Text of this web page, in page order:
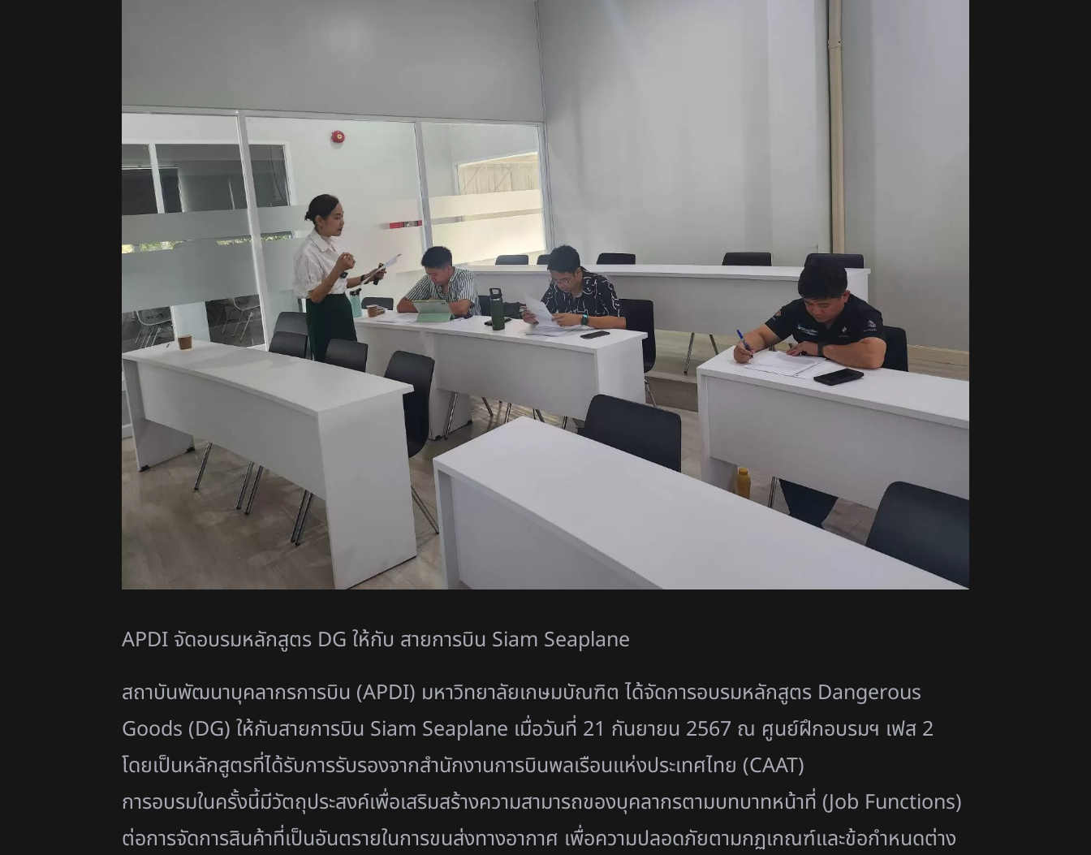
APDI จัดอบรมหลักสูตร DG ให้กับ สายการบิน Siam Seaplane
สถาบันพัฒนาบุคลากรการบิน (APDI) มหาวิทยาลัยเกษมบัณฑิต ได้จัดการอบรมหลักสูตร Dangerous
Goods (DG) ให้กับสายการบิน Siam Seaplane เมื่อวันที่ 21 กันยายน 2567 ณ ศูนย์ฝึกอบรมฯ เฟส 2
โดยเป็นหลักสูตรที่ได้รับการรับรองจากสำนักงานการบินพลเรือนแห่งประเทศไทย (CAAT)
การอบรมในครั้งนี้มีวัตถุประสงค์เพื่อเสริมสร้างความสามารถของบุคลากรตามบทบาทหน้าที่ (Job Functions)
ต่อการจัดการสินค้าที่เป็นอันตรายในการขนส่งทางอากาศ เพื่อความปลอดภัยตามกฏเกณฑ์และข้อกำหนดต่าง